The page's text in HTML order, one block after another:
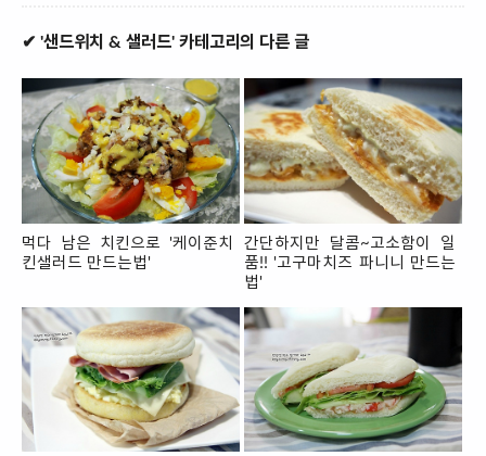
✔ '샌드위치 & 샐러드' 카테고리의 다른 글
먹다 남은 치킨으로 '케이준치
킨샐러드 만드는법'
간단하지만 달콤~고소함이 일
품!! '고구마치즈 파니니 만드는
법'